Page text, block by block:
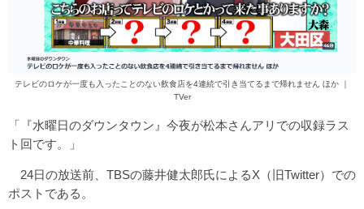
テレビのロケが一度も入ったことのない飲食店を4連続で引き当てるまで帰れません ほか ｜
TVer
「『水曜日のダウンタウン』今夜が松本さんアリでの収録ラス
ト回です。」
24日の放送前、TBSの藤井健太郎氏によるX（旧Twitter）での
ポストである。